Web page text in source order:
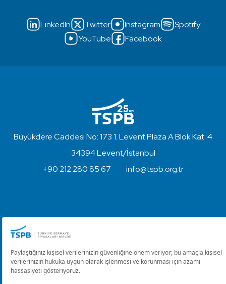
LinkedIn Twitter Instagram
Spotify
YouTube
Facebook
Büyükdere Caddesi No: 173 1. Levent Plaza A Blok Kat: 4
34394 Levent/İstanbul
+90 212 280 85 67
info@tspb.org.tr
Kullanım Koşulları ve Gizlilik
Çerez Ayarlarını Düzenle